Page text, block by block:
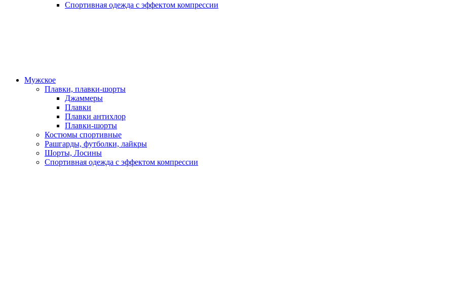
Спортивная одежда с эффектом компрессии
Мужское
Плавки, плавки-шорты
Джаммеры
Плавки
Плавки антихлор
Плавки-шорты
Костюмы спортивные
Рашгарды, футболки, лайкры
Шорты, Лосины
Спортивная одежда с эффектом компрессии